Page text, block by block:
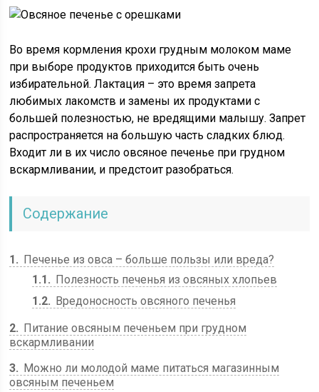
Во время кормления крохи грудным молоком маме
при выборе продуктов приходится быть очень
избирательной. Лактация – это время запрета
любимых лакомств и замены их продуктами с
большей полезностью, не вредящими малышу. Запрет
распространяется на большую часть сладких блюд.
Входит ли в их число овсяное печенье при грудном
вскармливании, и предстоит разобраться.
Содержание
1
Печенье из овса – больше пользы или вреда?
1.1
Полезность печенья из овсяных хлопьев
1.2
Вредоносность овсяного печенья
2
Питание овсяным печеньем при грудном
вскармливании
3
Можно ли молодой маме питаться магазинным
овсяным печеньем